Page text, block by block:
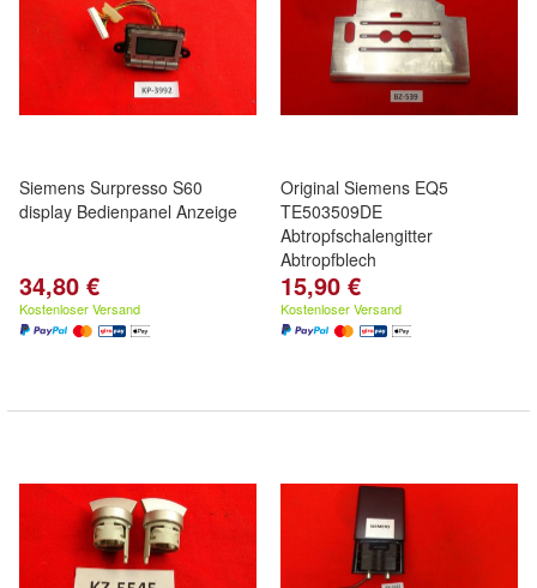
Siemens Surpresso S60
display Bedienpanel Anzeige
34,80 €
Kostenloser Versand
Original Siemens EQ5
TE503509DE
Abtropfschalengitter
Abtropfblech
15,90 €
Kostenloser Versand